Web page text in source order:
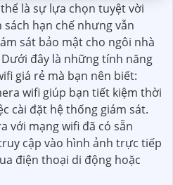
là sự lựa chọn tuyệt vời
hạn chế nhưng vẫn
sát bảo mật cho ngôi nhà
đây là những tính năng
giá rẻ mà bạn nên biết:
wifi giúp bạn tiết kiệm thời
cài đặt hệ thống giám sát.
với mạng wifi đã có sẵn
cập vào hình ảnh trực tiếp
điện thoại di động hoặc